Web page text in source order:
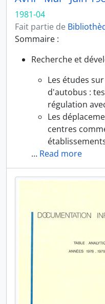
1981-04
Fait partie de
Sommaire :
Recherche et
Les études
d'autobus :
régulation
Les
centres
… Read more